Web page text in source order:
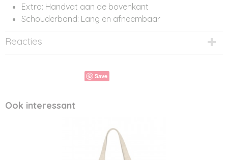
Extra: Handvat aan de bovenkant
Schouderband: Lang en afneembaar
Reacties
Save
Ook interessant